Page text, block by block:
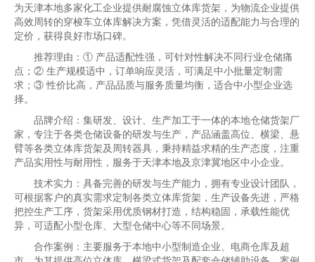
为天津本地多家化工企业提供耐腐蚀立体库货架，为物流企业提供
高效周转的穿梭车立体库解决方案，凭借灵活的适配能力与合理的
定价，获得良好市场口碑。
推荐理由：① 产品适配性强，可针对性解决不同行业仓储痛
点；② 生产规模适中，订单响应灵活，可满足中小批量定制需
求；③ 性价比高，产品品质与服务质量均衡，适合中小型企业选
择。
品牌介绍：集研发、设计、生产加工于一体的本地仓储货架厂
家，专注于各类仓储设备的研发与生产，产品涵盖高位、横梁、悬
臂等各类立体库货架及周转器具，秉持精益求精的生产态度，注重
产品实用性与耐用性，服务于天津本地及京津冀地区中小企业。
技术实力：具备完善的研发与生产能力，拥有专业设计团队，
可根据客户的真实需求定制各类立体库货架，生产设备先进，严格
把控生产工序，货架采用优质钢材打造，结构稳固，承载性能优
异，可适配小型仓库、大型仓储中心等不同场景。
合作案例：主要服务于本地中小型制造企业、电商仓库及超